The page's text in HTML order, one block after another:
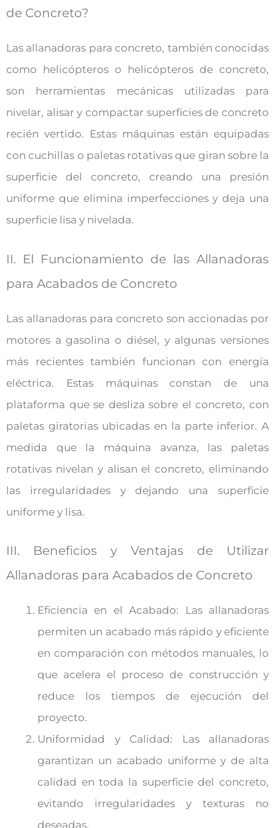
de Concreto?
Las allanadoras para concreto, también conocidas
como helicópteros o helicópteros de concreto,
son herramientas mecánicas utilizadas para
nivelar, alisar y compactar superficies de concreto
recién vertido. Estas máquinas están equipadas
con cuchillas o paletas rotativas que giran sobre la
superficie del concreto, creando una presión
uniforme que elimina imperfecciones y deja una
superficie lisa y nivelada.
II. El Funcionamiento de las Allanadoras
para Acabados de Concreto
Las allanadoras para concreto son accionadas por
motores a gasolina o diésel, y algunas versiones
más recientes también funcionan con energía
eléctrica. Estas máquinas constan de una
plataforma que se desliza sobre el concreto, con
paletas giratorias ubicadas en la parte inferior. A
medida que la máquina avanza, las paletas
rotativas nivelan y alisan el concreto, eliminando
las irregularidades y dejando una superficie
uniforme y lisa.
III. Beneficios y Ventajas de Utilizar
Allanadoras para Acabados de Concreto
Eficiencia en el Acabado: Las allanadoras
permiten un acabado más rápido y eficiente
en comparación con métodos manuales, lo
que acelera el proceso de construcción y
reduce los tiempos de ejecución del
proyecto.
Uniformidad y Calidad: Las allanadoras
garantizan un acabado uniforme y de alta
calidad en toda la superficie del concreto,
evitando irregularidades y texturas no
deseadas.